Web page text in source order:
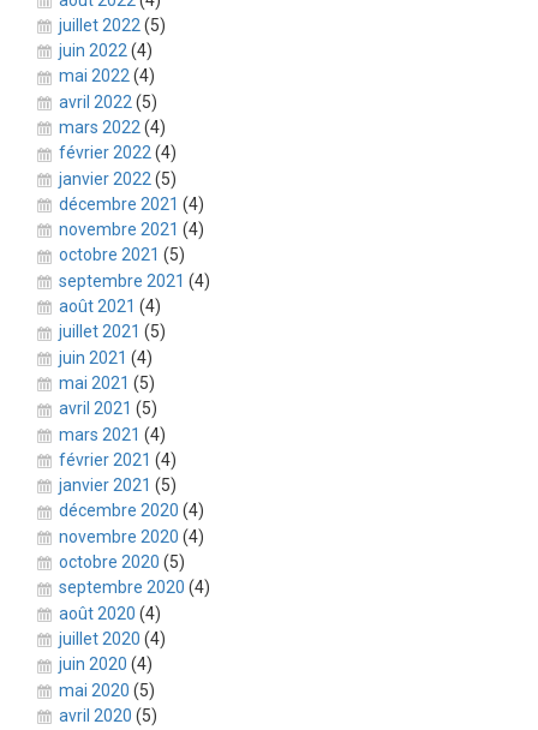
juillet 2022 (5)
juin 2022 (4)
mai 2022(4)
avril 2022 (5)
mars 2022 (4)
février 2022(4)
janvier 2022 (5)
décembre 2021 (4)
novembre 2021 (4)
octobre 2021 (5)
septembre 2021 (4)
août 2021 (4)
juillet 2021 (5)
juin 2021 (4)
mai 2021 (5)
avril 2021 (5)
mars 2021 (4)
février 2021 (4)
janvier 2021 (5)
décembre 2020 (4)
novembre 2020 (4)
octobre 2020 (5)
septembre 2020 (4)
août 2020 (4)
juillet 2020 (4)
juin 2020 (4)
mai 2020 (5)
avril 2020 (5)